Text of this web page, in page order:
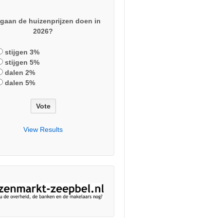
de huizenprijzen doen in
2026?
stijgen 3%
stijgen 5%
dalen 2%
dalen 5%
View Results